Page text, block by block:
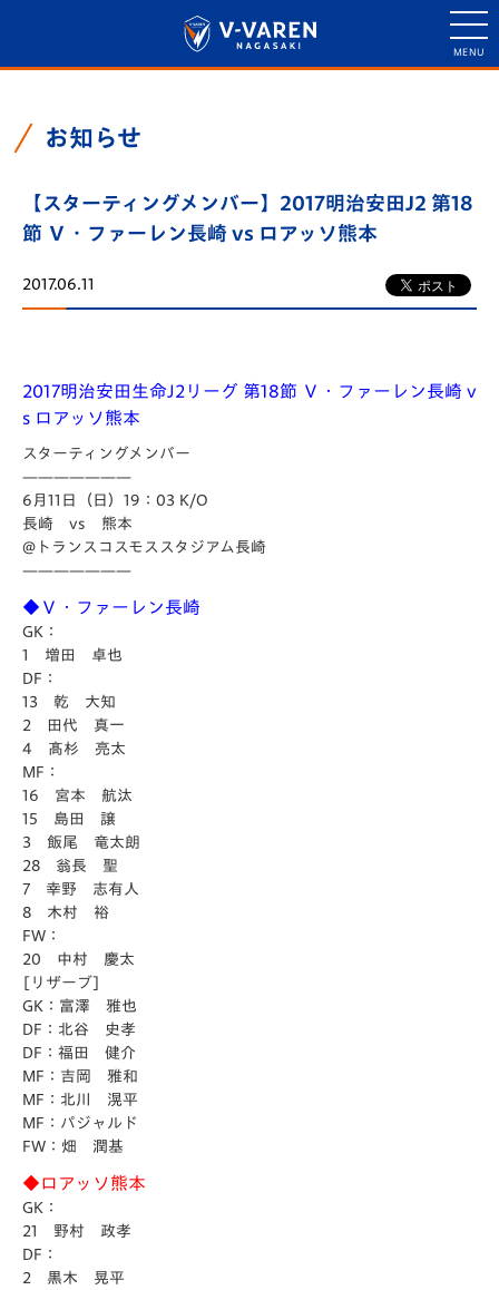
お知らせ
【スターティングメンバー】2017明治安田J2 第18
節 Ｖ・ファーレン長崎 vs ロアッソ熊本
2017.06.11
2017明治安田生命J2リーグ 第18節 Ｖ・ファーレン長崎 v
s ロアッソ熊本
スターティングメンバー
———————
6月11日（日）19：03 K/O
長崎 vs 熊本
@トランスコスモススタジアム長崎
———————
◆Ｖ・ファーレン長崎
GK：
1 増田 卓也
DF：
13 乾 大知
2 田代 真一
4 髙杉 亮太
MF：
16 宮本 航汰
15 島田 譲
3 飯尾 竜太朗
28 翁長 聖
7 幸野 志有人
8 木村 裕
FW：
20 中村 慶太
[リザーブ]
GK：富澤 雅也
DF：北谷 史孝
DF：福田 健介
MF：吉岡 雅和
MF：北川 滉平
MF：パジャルド
FW：畑 潤基
◆ロアッソ熊本
GK：
21 野村 政孝
DF：
2 黒木 晃平